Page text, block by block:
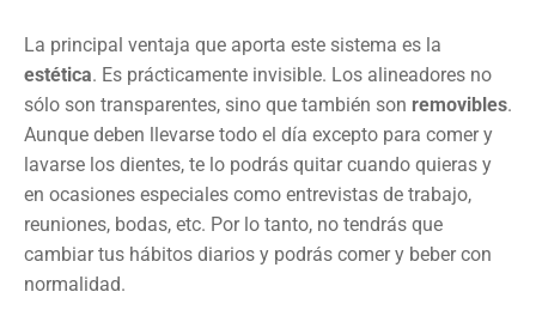
La principal ventaja que aporta este sistema es la
estética. Es prácticamente invisible. Los alineadores no
sólo son transparentes, sino que también son removibles.
Aunque deben llevarse todo el día excepto para comer y
lavarse los dientes, te lo podrás quitar cuando quieras y
en ocasiones especiales como entrevistas de trabajo,
reuniones, bodas, etc. Por lo tanto, no tendrás que
cambiar tus hábitos diarios y podrás comer y beber con
normalidad.